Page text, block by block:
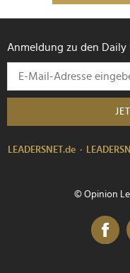
Anmeldung zu den Daily
LEADERSNET.de
© Opinion